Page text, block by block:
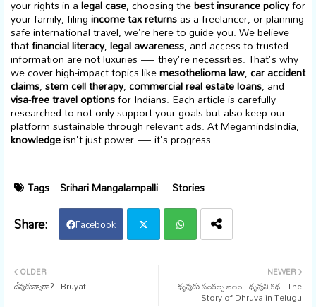
your rights in alegal case, choosing thebest insurance policyfor
your family, filingincome tax returnsas a freelancer, or planning
safe international travel, we're here to guide you. We believe
thatfinancial literacy,legal awareness, and access to trusted
information are not luxuries — they're necessities. That's why
we cover high-impact topics likemesothelioma law,car accident
claims,stem cell therapy,commercial real estate loans, and
visa-free travel optionsfor Indians. Each article is carefully
researched to not only support your goals but also keep our
platform sustainable through relevant ads. At MegamindsIndia,
knowledgeisn't just power — it's progress.
Tags Srihari Mangalampalli Stories
Facebook
ats
NEWER
ధృవుడు సంకల్ప బలం - ధృవుని కథ - The
Story of Dhruva in Telugu
OLDER
దేవుడున్నాడా? - Bruyat